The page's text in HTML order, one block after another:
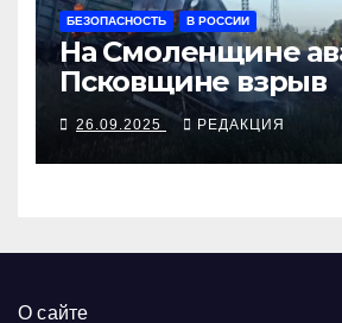
БЕЗОПАСНОСТЬ В РОССИИ
На Смоленщине
Псковщине взрыв
26.09.2025 РЕДАКЦИЯ
О сайте